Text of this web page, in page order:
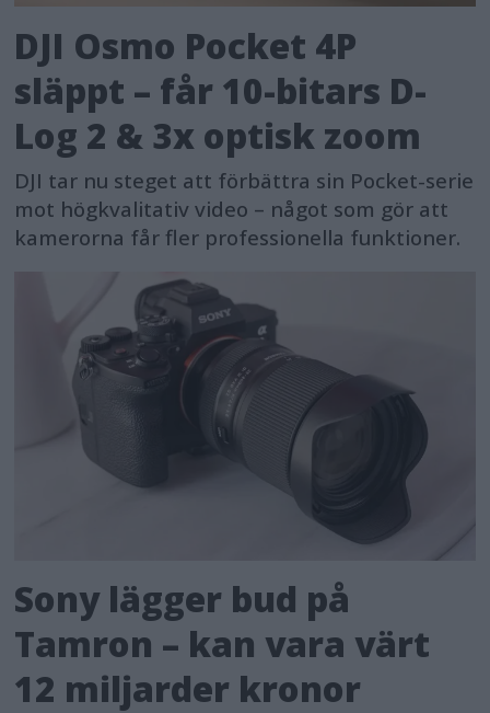
DJI Osmo Pocket 4P
släppt – får 10-bitars D-
Log 2 & 3x optisk zoom
DJI tar nu steget att förbättra sin Pocket-serie
mot högkvalitativ video – något som gör att
kamerorna får fler professionella funktioner.
Sony lägger bud på
Tamron – kan vara värt
12 miljarder kronor